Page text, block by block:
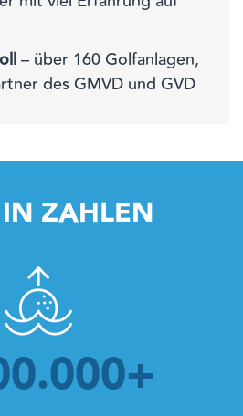
– über 160 Golfanlagen,
des GMVD und GVD
ZAHLEN
+